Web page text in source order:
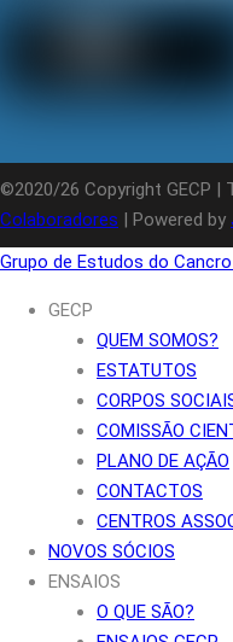
©2020/26 Copyright GECP |
Colaboradores | Powered by
Grupo de Estudos do
GECP
QUEM SOMOS?
ESTATUTOS
CORPOS
COMISSÃO
PLANO DE AÇÃO
CONTACTOS
CENTROS
NOVOS SÓCIOS
ENSAIOS
O QUE SÃO?